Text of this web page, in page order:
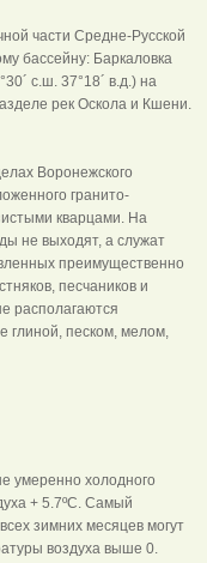
части Средне-Русской
бассейну: Баркаловка
с.ш. 37°18´ в.д.) на
рек Оскола и Кшени.
Воронежского
гранито-
кварцами. На
не выходят, а служат
преимущественно
песчаников и
располагаются
глиной, песком, мелом,
умеренно холодного
+ 5.7ºC. Самый
зимних месяцев могут
воздуха выше 0.